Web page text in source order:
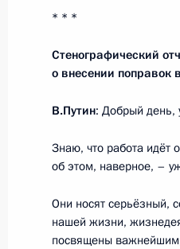
27
Об
27
26
* * *
Стенографический
о внесении поправок
В.Путин: Добрый день,
Знаю, что работа
об этом, наверное, –
Они носят серьёзный,
нашей жизни,
посвящены